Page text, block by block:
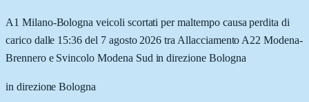
A1 Milano-Bologna veicoli scortati per maltempo causa perdita di
carico dalle 15:36 del 7 agosto 2026 tra Allacciamento A22 Modena-
Brennero e Svincolo Modena Sud in direzione Bologna
in direzione Bologna